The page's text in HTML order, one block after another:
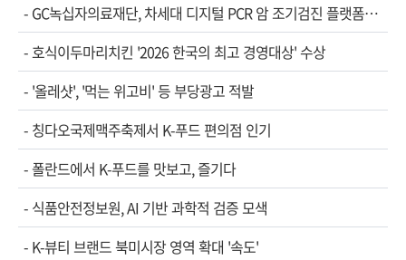
- GC녹십자의료재단, 차세대 디지털 PCR 암 조기검진 플랫폼…
- 호식이두마리치킨 '2026 한국의 최고 경영대상' 수상
- '올레샷', '먹는 위고비' 등 부당광고 적발
- 칭다오국제맥주축제서 K-푸드 편의점 인기
- 폴란드에서 K-푸드를 맛보고, 즐기다
- 식품안전정보원, AI 기반 과학적 검증 모색
- K-뷰티 브랜드 북미시장 영역 확대 '속도'